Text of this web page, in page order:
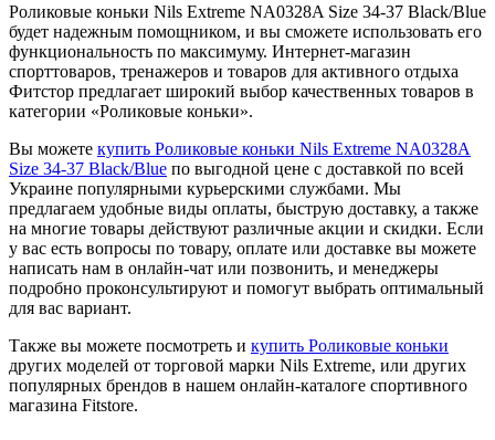
Роликовые коньки Nils Extreme NA0328A Size 34-37 Black/Blue
будет надежным помощником, и вы сможете использовать его
функциональность по максимуму. Интернет-магазин
спорттоваров, тренажеров и товаров для активного отдыха
Фитстор предлагает широкий выбор качественных товаров в
категории «Роликовые коньки».
Вы можете купить Роликовые коньки Nils Extreme NA0328A
Size 34-37 Black/Blue по выгодной цене с доставкой по всей
Украине популярными курьерскими службами. Мы
предлагаем удобные виды оплаты, быструю доставку, а также
на многие товары действуют различные акции и скидки. Если
у вас есть вопросы по товару, оплате или доставке вы можете
написать нам в онлайн-чат или позвонить, и менеджеры
подробно проконсультируют и помогут выбрать оптимальный
для вас вариант.
Также вы можете посмотреть и купить Роликовые коньки
других моделей от торговой марки Nils Extreme, или других
популярных брендов в нашем онлайн-каталоге спортивного
магазина Fitstore.